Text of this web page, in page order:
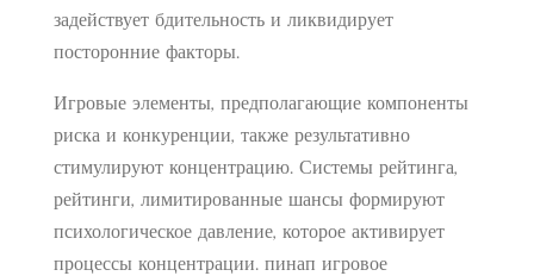
задействует бдительность и ликвидирует
посторонние факторы.
Игровые элементы, предполагающие компоненты
риска и конкуренции, также результативно
стимулируют концентрацию. Системы рейтинга,
рейтинги, лимитированные шансы формируют
психологическое давление, которое активирует
процессы концентрации. пинап игровое